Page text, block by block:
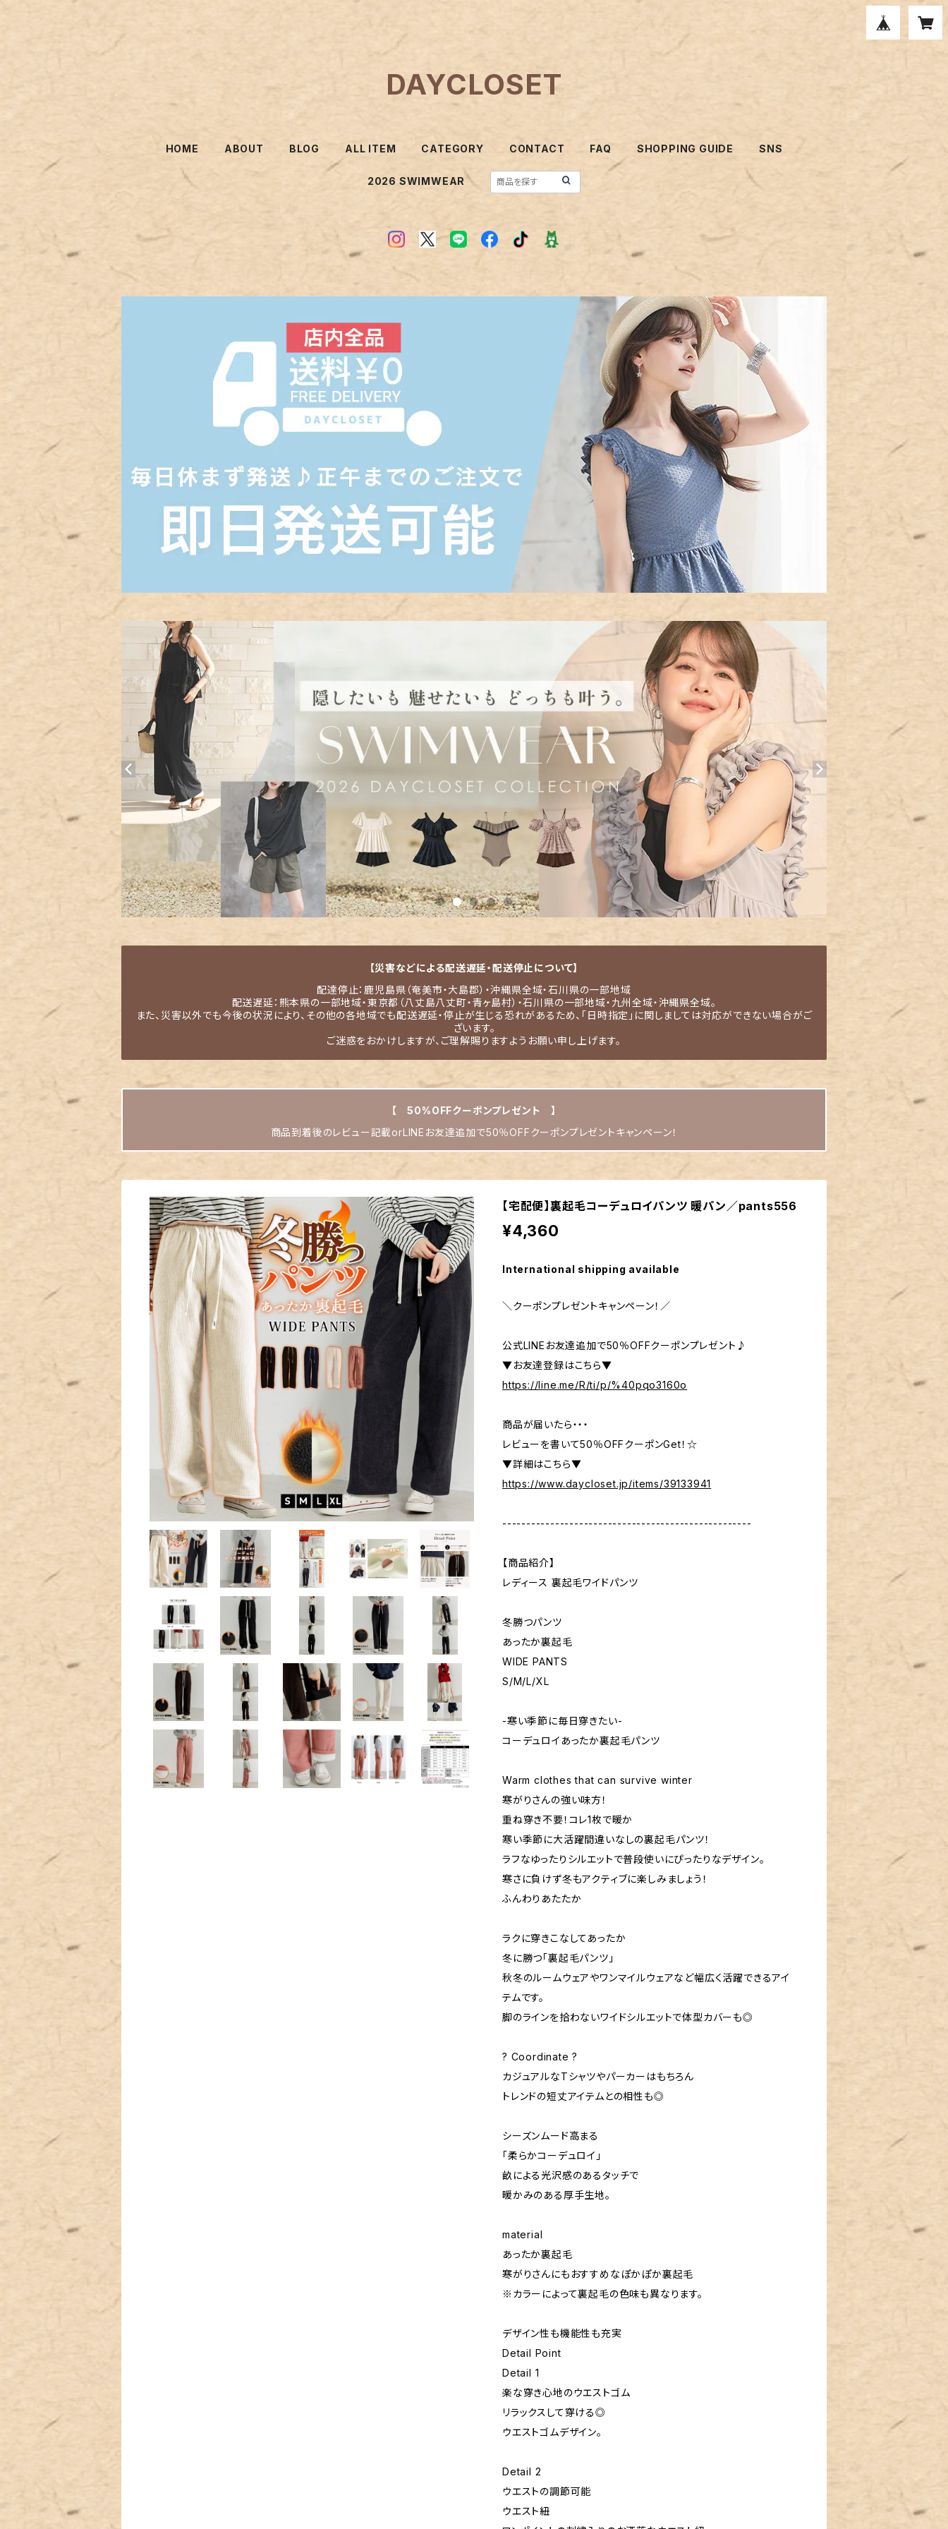
DAYCLOSET
HOME ABOUT BLOG ALL ITEM CATEGORY CONTACT FAQ SHOPPING GUIDE SNS
2026 SWIMWEAR
【災害などによる配送遅延・配送停止について】
配達停止：鹿児島県（奄美市・大島郡）・沖縄県全域・石川県の一部地域
配送遅延：熊本県の一部地域・東京都（八丈島八丈町・青ヶ島村）・石川県の一部地域・九州全域・沖縄県全域。
また、災害以外でも今後の状況により、その他の各地域でも配送遅延・停止が生じる恐れがあるため、「日時指定」に関しましては対応ができない場合がご
ざいます。
ご迷惑をおかけしますが、ご理解賜りますようお願い申し上げます。
【 50%OFFクーポンプレゼント 】
商品到着後のレビュー記載orLINEお友達追加で50％OFFクーポンプレゼントキャンペーン！
【宅配便】裏起毛コーデュロイパンツ 暖パン／pants556
¥4,360
International shipping available
＼クーポンプレゼントキャンペーン！／
公式LINEお友達追加で50％OFFクーポンプレゼント♪
▼お友達登録はこちら▼
https://line.me/R/ti/p/%40pqo3160o
商品が届いたら・・・
レビューを書いて50％OFFクーポンGet！☆
▼詳細はこちら▼
https://www.daycloset.jp/items/39133941
----------------------------------------------------
【商品紹介】
レディース 裏起毛ワイドパンツ
冬勝つパンツ
あったか裏起毛
WIDE PANTS
S/M/L/XL
-寒い季節に毎日穿きたい-
コーデュロイあったか裏起毛パンツ
Warm clothes that can survive winter
寒がりさんの強い味方！
重ね穿き不要！コレ1枚で暖か
寒い季節に大活躍間違いなしの裏起毛パンツ！
ラフなゆったりシルエットで普段使いにぴったりなデザイン。
寒さに負けず冬もアクティブに楽しみましょう！
ふんわりあたたか
ラクに穿きこなしてあったか
冬に勝つ「裏起毛パンツ」
秋冬のルームウェアやワンマイルウェアなど幅広く活躍できるアイ
テムです。
脚のラインを拾わないワイドシルエットで体型カバーも◎
? Coordinate ?
カジュアルなTシャツやパーカーはもちろん
トレンドの短丈アイテムとの相性も◎
シーズンムード高まる
「柔らかコーデュロイ」
畝による光沢感のあるタッチで
暖かみのある厚手生地。
material
あったか裏起毛
寒がりさんにもおすすめなぽかぽか裏起毛
※カラーによって裏起毛の色味も異なります。
デザイン性も機能性も充実
Detail Point
Detail 1
楽な穿き心地のウエストゴム
リラックスして穿ける◎
ウエストゴムデザイン。
Detail 2
ウエストの調節可能
ウエスト紐